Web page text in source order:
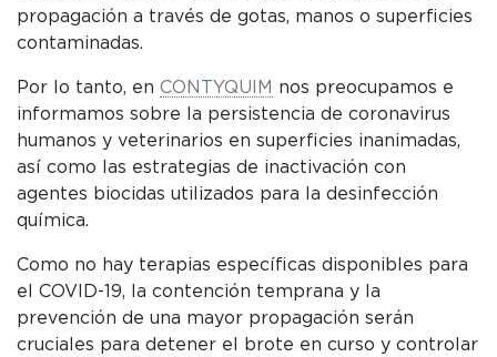
propagación a través de gotas, manos o superficies
contaminadas.
Por lo tanto, en CONTYQUIM nos preocupamos e
informamos sobre la persistencia de coronavirus
humanos y veterinarios en superficies inanimadas,
así como las estrategias de inactivación con
agentes biocidas utilizados para la desinfección
química.
Como no hay terapias específicas disponibles para
el COVID-19, la contención temprana y la
prevención de una mayor propagación serán
cruciales para detener el brote en curso y controlar